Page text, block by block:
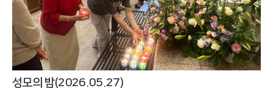
성모의 밤(2026.05.27)